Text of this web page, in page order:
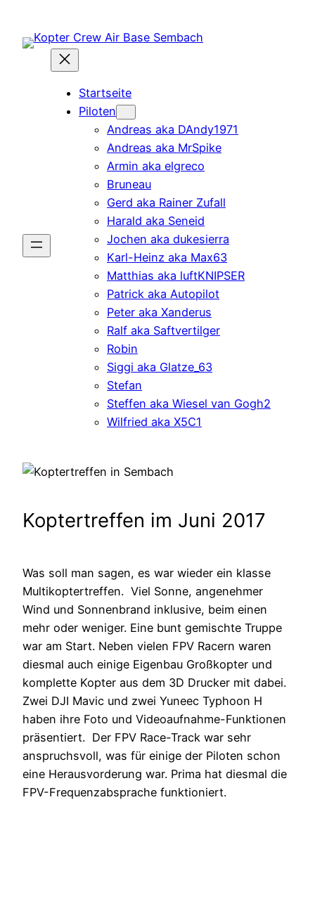
Inhalt
springen
Startseite
Piloten
Andreas aka DAndy1971
Andreas aka MrSpike
Armin aka elgreco
Bruneau
Gerd aka Rainer Zufall
Harald aka Seneid
Jochen aka dukesierra
Karl-Heinz aka Max63
Matthias aka luftKNIPSER
Patrick aka Autopilot
Peter aka Xanderus
Ralf aka Saftvertilger
Robin
Siggi aka Glatze_63
Stefan
Steffen aka Wiesel van Gogh2
Wilfried aka X5C1
Koptertreffen im Juni 2017
Was soll man sagen, es war wieder ein klasse
Multikoptertreffen. Viel Sonne, angenehmer
Wind und Sonnenbrand inklusive, beim einen
mehr oder weniger. Eine bunt gemischte Truppe
war am Start. Neben vielen FPV Racern waren
diesmal auch einige Eigenbau Großkopter und
komplette Kopter aus dem 3D Drucker mit dabei.
Zwei DJI Mavic und zwei Yuneec Typhoon H
haben ihre Foto und Videoaufnahme-Funktionen
präsentiert. Der FPV Race-Track war sehr
anspruchsvoll, was für einige der Piloten schon
eine Herausvorderung war. Prima hat diesmal die
FPV-Frequenzabsprache funktioniert.